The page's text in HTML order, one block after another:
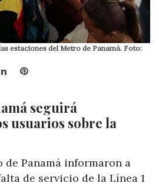
estaciones del Metro de Panamá. Foto:
LinkedInPinterest
seguirá
usuarios sobre la
Panamá informaron a
de servicio de la Línea 1